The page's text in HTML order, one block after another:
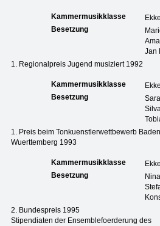
Kammermusikklasse
Besetzung
Jan
1. Regionalpreis Jugend musiziert 1992
Kammermusikklasse
Besetzung
1. Preis beim Tonkuenstlerwettbewerb
Wuerttemberg 1993
Kammermusikklasse
Besetzung
2. Bundespreis 1995
Stipendiaten der Ensemblefoerderung des